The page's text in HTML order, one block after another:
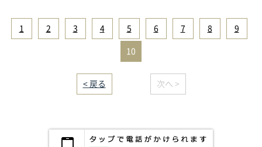
1 2 3 4 5 6 7 8 9
10
< 戻る 次へ >